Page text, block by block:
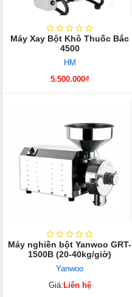
Máy Xay Bột Khô Thuốc Bắc
4500
HM
5.500.000₫
Máy nghiền bột Yanwoo GRT-
1500B (20-40kg/giờ)
Yanwoo
Giá:Liên hệ